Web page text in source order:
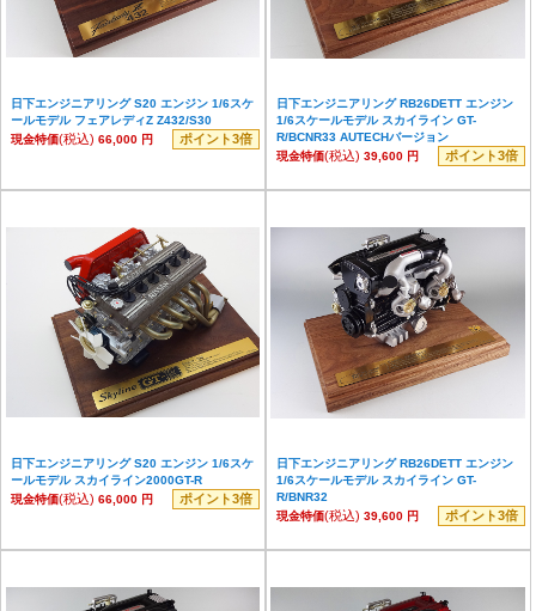
日下エンジニアリング S20 エンジン 1/6スケ
ールモデル フェアレディZ Z432/S30
現金特価(税込) 66,000 円 ポイント3倍
日下エンジニアリング RB26DETT エンジン
1/6スケールモデル スカイライン GT-
R/BCNR33 AUTECHバージョン
現金特価(税込) 39,600 円 ポイント3倍
日下エンジニアリング S20 エンジン 1/6スケ
ールモデル スカイライン2000GT-R
現金特価(税込) 66,000 円 ポイント3倍
日下エンジニアリング RB26DETT エンジン
1/6スケールモデル スカイライン GT-
R/BNR32
現金特価(税込) 39,600 円 ポイント3倍